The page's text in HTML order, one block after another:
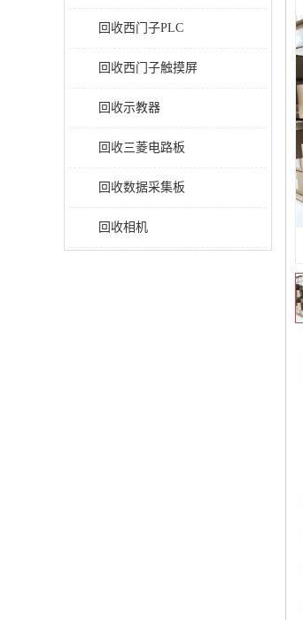
回收西门子PLC
回收西门子触摸屏
回收示教器
回收三菱电路板
回收数据采集板
回收相机